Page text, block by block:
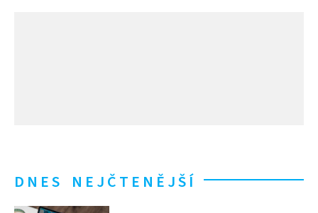
DNES NEJČTENĚJŠÍ